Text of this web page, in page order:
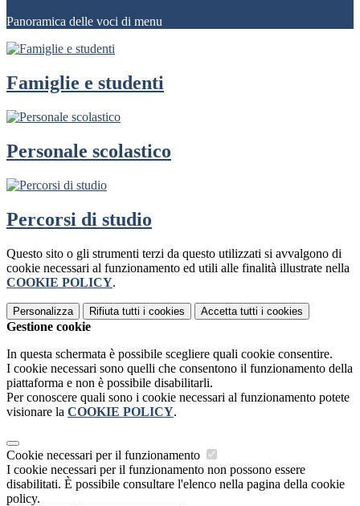
Panoramica delle voci di menu
Famiglie e studenti
Personale scolastico
Percorsi di studio
Questo sito o gli strumenti terzi da questo utilizzati si avvalgono di
cookie necessari al funzionamento ed utili alle finalità illustrate nella
COOKIE POLICY.
Personalizza Rifiuta tutti i cookies Accetta tutti i cookies
Gestione cookie
In questa schermata è possibile scegliere quali cookie consentire.
I cookie necessari sono quelli che consentono il funzionamento della
piattaforma e non è possibile disabilitarli.
Per conoscere quali sono i cookie necessari al funzionamento potete
visionare la COOKIE POLICY.
Cookie necessari per il funzionamento
I cookie necessari per il funzionamento non possono essere
disabilitati. È possibile consultare l'elenco nella pagina della cookie
policy.